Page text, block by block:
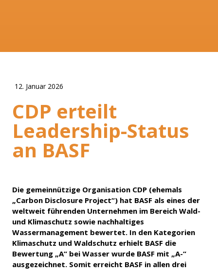
12. Januar 2026
CDP erteilt
Leadership-Status
an BASF
Die gemeinnützige Organisation CDP (ehemals
„Carbon Disclosure Project“) hat BASF als eines der
weltweit führenden Unternehmen im Bereich Wald-
und Klimaschutz sowie nachhaltiges
Wassermanagement bewertet. In den Kategorien
Klimaschutz und Waldschutz erhielt BASF die
Bewertung „A“ bei Wasser wurde BASF mit „A-“
ausgezeichnet. Somit erreicht BASF in allen drei